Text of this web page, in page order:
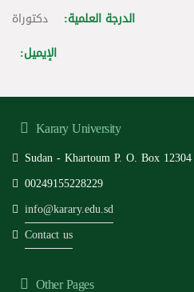
الدرجة العلمية:
دكتوراة
الإيميل:
Karary University
Sudan - Khartoum P. O. Box 12304
00249155228229
info@karary.edu.sd
Contact us
Other Pages